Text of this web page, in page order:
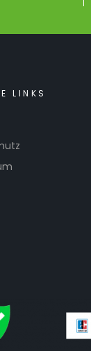
LINKS